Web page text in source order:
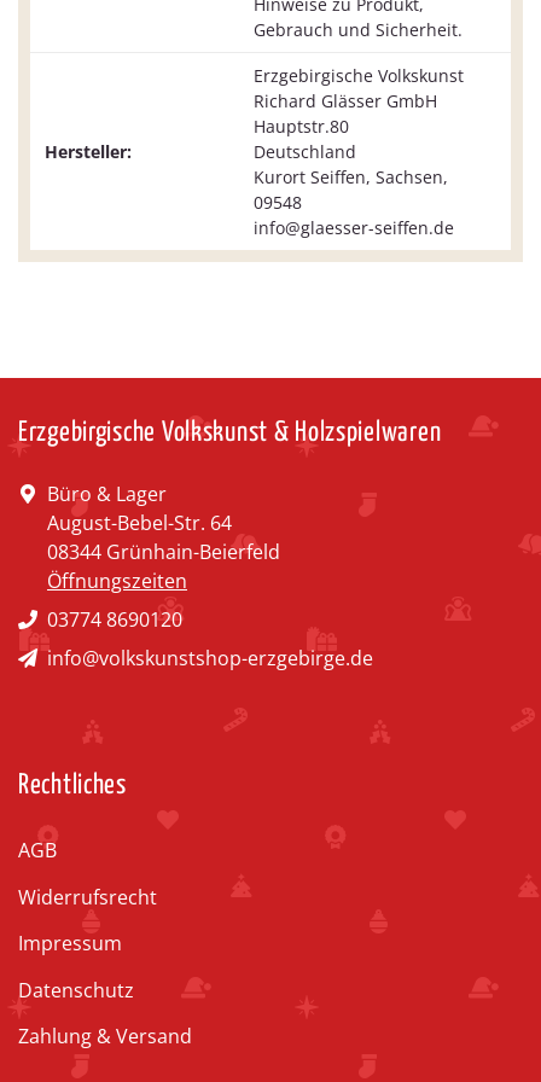
Gebrauch und Sicherheit.
Hersteller:
Erzgebirgische Volkskunst
Richard Glässer GmbH
Hauptstr.80
Deutschland
Kurort Seiffen, Sachsen,
09548
info@glaesser-seiffen.de
Erzgebirgische Volkskunst & Holzspielwaren
Büro & Lager
August-Bebel-Str. 64
08344 Grünhain-Beierfeld
Öffnungszeiten
03774 8690120
info@volkskunstshop-erzgebirge.de
Rechtliches
AGB
Widerrufsrecht
Impressum
Datenschutz
Zahlung & Versand